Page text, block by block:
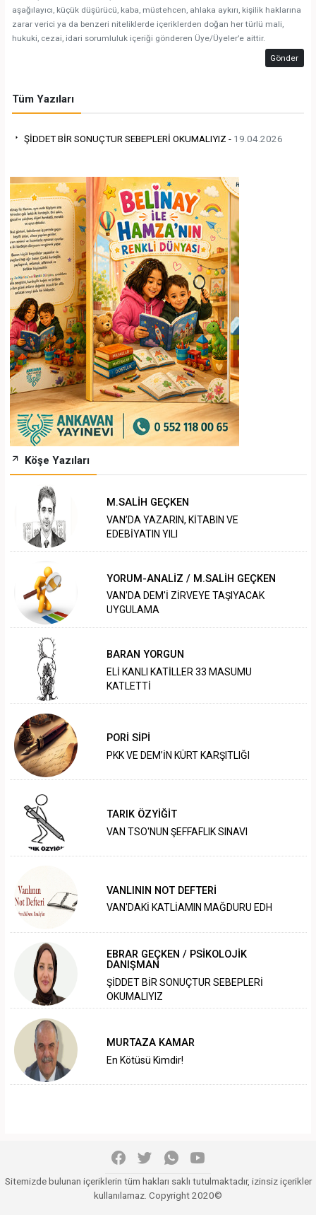
aşağılayıcı, küçük düşürücü, kaba, müstehcen, ahlaka aykırı, kişilik haklarına
zarar verici ya da benzeri niteliklerde içeriklerden doğan her türlü mali,
hukuki, cezai, idari sorumluluk içeriği gönderen Üye/Üyeler’e aittir.
Gönder
Tüm Yazıları
ŞİDDET BİR SONUÇTUR SEBEPLERİ OKUMALIYIZ - 19.04.2026
Köşe Yazıları
M.SALİH GEÇKEN
VAN’DA YAZARIN, KİTABIN VE
EDEBİYATIN YILI
YORUM-ANALİZ / M.SALİH GEÇKEN
VAN'DA DEM'İ ZİRVEYE TAŞIYACAK
UYGULAMA
BARAN YORGUN
ELİ KANLI KATİLLER 33 MASUMU
KATLETTİ
PORİ SİPİ
PKK VE DEM’İN KÜRT KARŞITLIĞI
TARIK ÖZYİĞİT
VAN TSO'NUN ŞEFFAFLIK SINAVI
VANLININ NOT DEFTERİ
VAN'DAKİ KATLİAMIN MAĞDURU EDH
EBRAR GEÇKEN / PSİKOLOJİK
DANIŞMAN
ŞİDDET BİR SONUÇTUR SEBEPLERİ
OKUMALIYIZ
MURTAZA KAMAR
En Kötüsü Kimdir!
Sitemizde bulunan içeriklerin tüm hakları saklı tutulmaktadır, izinsiz içerikler
kullanılamaz. Copyright 2020©